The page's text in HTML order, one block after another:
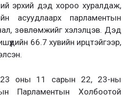
эрхий дэд хороо хуралдаж,
асуудлаарх парламентын
зөвлөмжийг хэлэлцэв. Дэд
66.7 хувийн ирцтэйгээр,
оны 11 сарын 22, 23-ны
Парламентын Холбоотой